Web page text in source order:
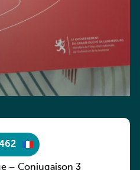
– Conjugaison 3